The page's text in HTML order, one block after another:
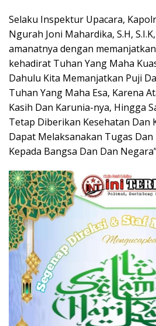
Selaku Inspektur Upacara,
Ngurah Joni Mahardika, S.H,
amanatnya dengan
kehadirat Tuhan Yang Maha
Dahulu Kita Memanjatkan Puji
Tuhan Yang Maha Esa, Karena
Kasih Dan Karunia-nya, Hingga
Tetap Diberikan Kesehatan Dan
Dapat Melaksanakan Tugas Dan
Kepada Bangsa Dan Dan